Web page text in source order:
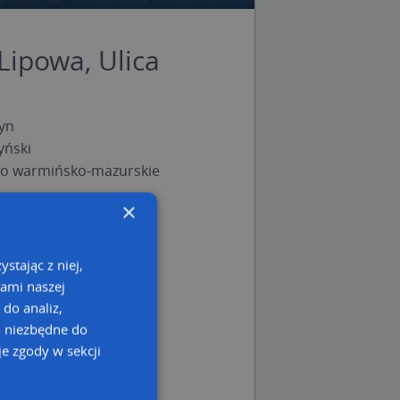
Ulica
warmińsko-mazurskie
×
z niej,
naszej
analiz,
do
zgody w sekcji